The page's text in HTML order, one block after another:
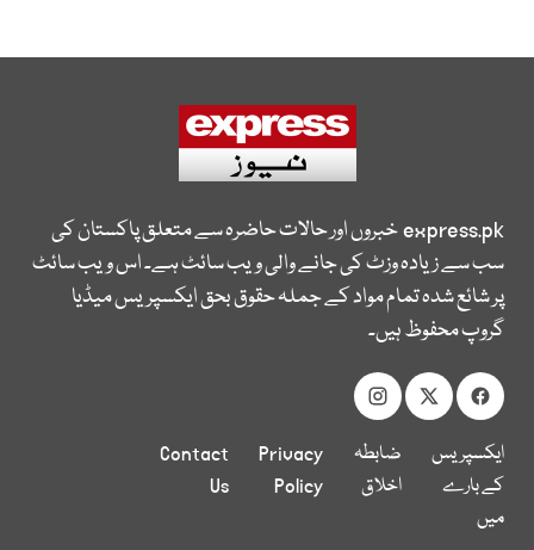
express.pkخبروں اور حالات حاضرہ سے متعلق پاکستان کی
سب سے زیادہ وزٹ کی جانے والی ویب سائٹ ہے۔ اس ویب سائٹ
پر شائع شدہ تمام مواد کے جملہ حقوق بحق ایکسپریس میڈیا
گروپ محفوظ ہیں۔
ایکسپریس
کے بارے
میں
ضابطہ
اخلاق
Privacy
Policy
Contact
Us